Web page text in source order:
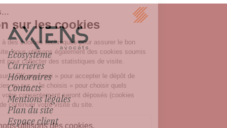
Écosystème
Carrières
Honoraires
Contacts
Mentions légales
Plan du site
Espace client